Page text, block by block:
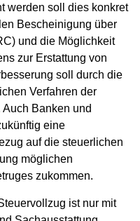
werden soll dies konkret
Bescheinigung über
und die Möglichkeit
zur Erstattung von
soll durch die
Verfahren der
Banken und
eine
auf die steuerlichen
möglichen
zukommen.
ist nur mit